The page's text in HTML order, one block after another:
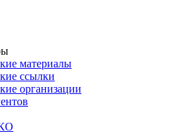
материалы
ссылки
организации